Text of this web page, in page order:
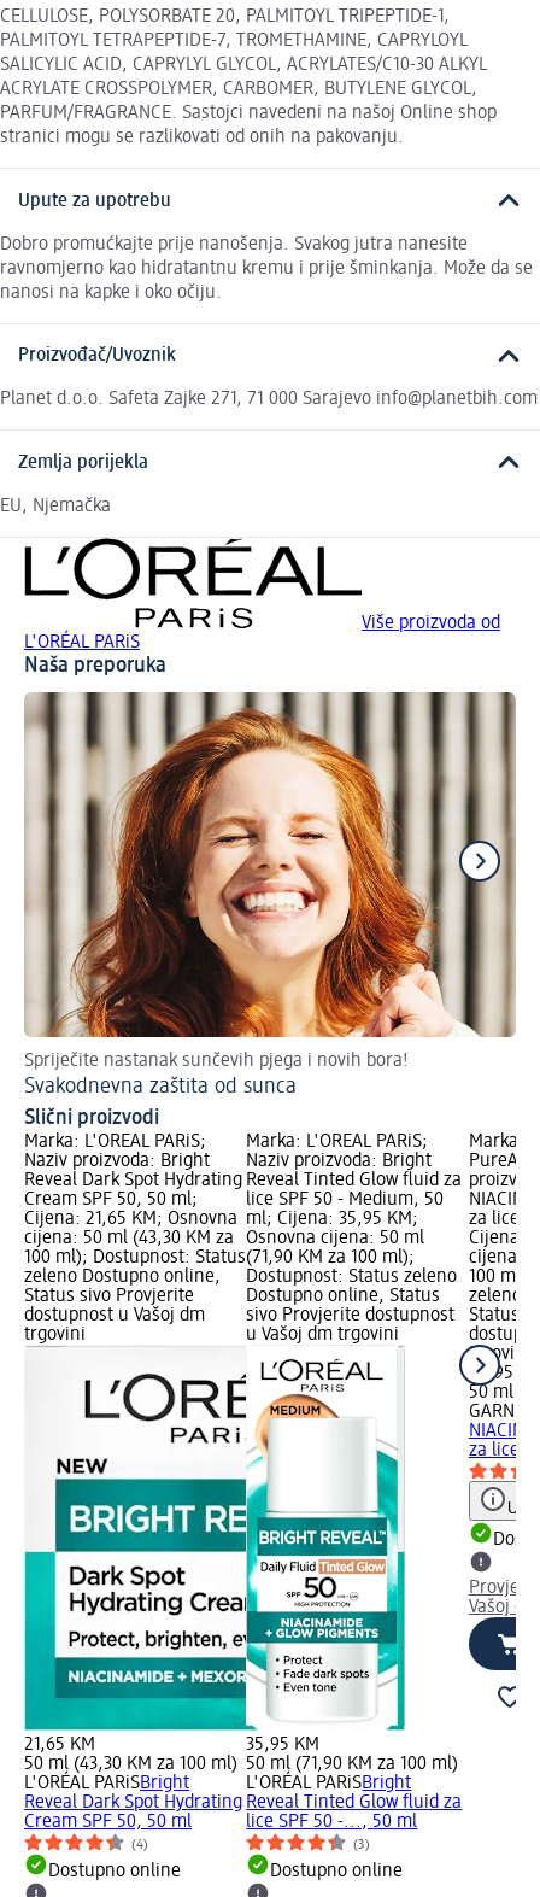
CELLULOSE, POLYSORBATE 20, PALMITOYL TRIPEPTIDE-1,
PALMITOYL TETRAPEPTIDE-7, TROMETHAMINE, CAPRYLOYL
SALICYLIC ACID, CAPRYLYL GLYCOL, ACRYLATES/C10-30 ALKYL
ACRYLATE CROSSPOLYMER, CARBOMER, BUTYLENE GLYCOL,
PARFUM/FRAGRANCE. Sastojci navedeni na našoj Online shop
stranici mogu se razlikovati od onih na pakovanju.
Upute za upotrebu
Dobro promućkajte prije nanošenja. Svakog jutra nanesite
ravnomjerno kao hidratantnu kremu i prije šminkanja. Može da se
nanosi na kapke i oko očiju.
Proizvođač/Uvoznik
Planet d.o.o. Safeta Zajke 271, 71 000 Sarajevo info@planetbih.com
Zemlja porijekla
EU, Njemačka
Više proizvoda od
L'ORÉAL PARiS
Naša preporuka
Spriječite nastanak sunčevih pjega i novih bora!
Svakodnevna zaštita od sunca
Slični proizvodi
Marka: L'ORÉAL PARiS;
Naziv proizvoda: Bright
Reveal Dark Spot Hydrating
Cream SPF 50, 50 ml;
Cijena: 21,65 KM; Osnovna
cijena: 50 ml (43,30 KM za
100 ml); Dostupnost: Status
zeleno Dostupno online,
Status sivo Provjerite
dostupnost u Vašoj dm
trgovini
21,65 KM
50 ml (43,30 KM za 100 ml)
L'ORÉAL PARiSBright
Reveal Dark Spot Hydrating
Cream SPF 50, 50 ml
(4)
Dostupno online
Marka: L'ORÉAL PARiS;
Naziv proizvoda: Bright
Reveal Tinted Glow fluid za
lice SPF 50 - Medium, 50
ml; Cijena: 35,95 KM;
Osnovna cijena: 50 ml
(71,90 KM za 100 ml);
Dostupnost: Status zeleno
Dostupno online, Status
sivo Provjerite dostupnost
u Vašoj dm trgovini
35,95 KM
50 ml (71,90 KM za 100 ml)
L'ORÉAL PARiSBright
Reveal Tinted Glow fluid za
lice SPF 50 -..., 50 ml
(3)
Dostupno online
Marka:
za lice
Cijena:
cijena:
100 ml);
zeleno
Status
trgovini
28,95
50 ml
za lice
Vašoj